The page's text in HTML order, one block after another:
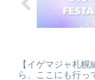
【イゲマジャ札
ら、ここにも行っ